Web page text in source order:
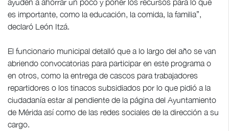
ayuden a ahorrar un poco y poner los recursos para lo que
es importante, como la educación, la comida, la familia”,
declaró León Itzá.
El funcionario municipal detalló que a lo largo del año se van
abriendo convocatorias para participar en este programa o
en otros, como la entrega de cascos para trabajadores
repartidores o los tinacos subsidiados por lo que pidió a la
ciudadanía estar al pendiente de la página del Ayuntamiento
de Mérida así como de las redes sociales de la dirección a su
cargo.